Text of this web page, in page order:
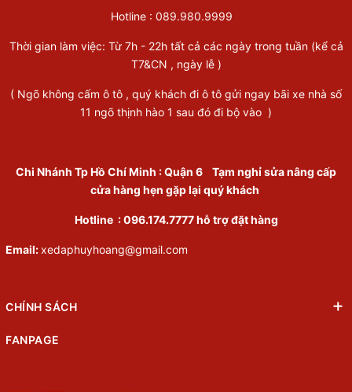
Hotline : 089.980.9999
Thời gian làm việc: Từ 7h - 22h tất cả các ngày trong tuần (kể cả
T7&CN , ngày lễ )
( Ngõ không cấm ô tô , quý khách đi ô tô gửi ngay bãi xe nhà số
11 ngõ thịnh hào 1 sau đó đi bộ vào )
Chi Nhánh Tp Hồ Chí Minh :Quận 6 Tạm nghỉ sửa nâng cấp
cửa hàng hẹn gặp lại quý khách
Hotline : 096.174.7777 hỗ trợ đặt hàng
Email:xedaphuyhoang@gmail.com
CHÍNH SÁCH
FANPAGE